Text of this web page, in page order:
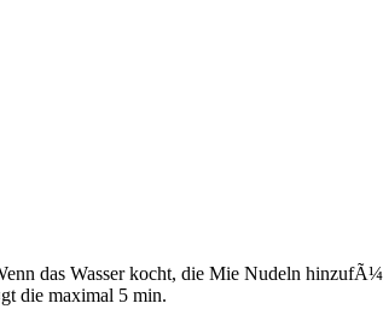
das Wasser kocht, die Mie Nudeln
die maximal 5 min.